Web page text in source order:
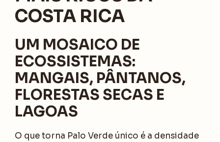
COSTA RICA
UM MOSAICO DE
ECOSSISTEMAS:
MANGAIS, PÂNTANOS,
FLORESTAS SECAS E
LAGOAS
O que torna Palo Verde único é a densidade